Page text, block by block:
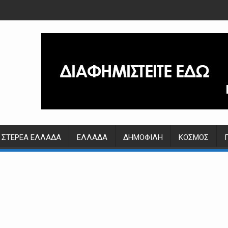
ΣΤΕΡΕΆ ΕΛΛΆΔΑ ΕΛΛΆΔΑ ΔΗΜΟΦΙΛΉ ΚΌΣΜΟΣ